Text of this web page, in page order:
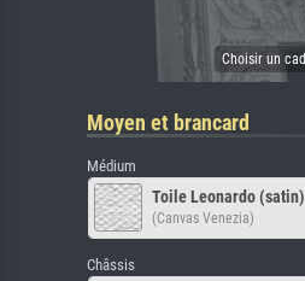
Moyen et brancard
Médium
Toile Leonardo (satin)
(Canvas Venezia)
Châssis